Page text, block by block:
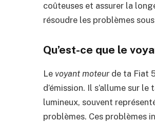
coûteuses et assurer la
résoudre les problèmes
Qu’est-ce que le
Le voyant moteurde ta Fiat
d’émission. Il s’allume sur
lumineux, souvent
problèmes. Ces problèmes